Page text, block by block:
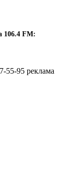
106.4 FM:
55-95 реклама